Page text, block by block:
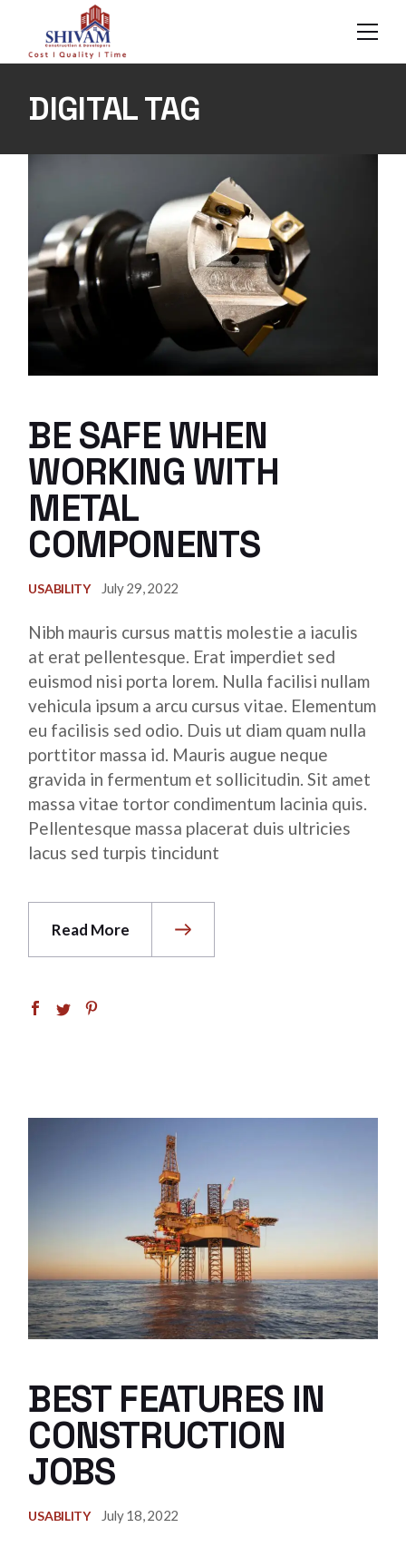
content
DIGITAL TAG
BE SAFE WHEN
WORKING WITH
METAL
COMPONENTS
USABILITY July 29, 2022
Nibh mauris cursus mattis molestie a iaculis
at erat pellentesque. Erat imperdiet sed
euismod nisi porta lorem. Nulla facilisi nullam
vehicula ipsum a arcu cursus vitae. Elementum
eu facilisis sed odio. Duis ut diam quam nulla
porttitor massa id. Mauris augue neque
gravida in fermentum et sollicitudin. Sit amet
massa vitae tortor condimentum lacinia quis.
Pellentesque massa placerat duis ultricies
lacus sed turpis tincidunt
Read More
BEST FEATURES IN
CONSTRUCTION
JOBS
USABILITY July 18, 2022